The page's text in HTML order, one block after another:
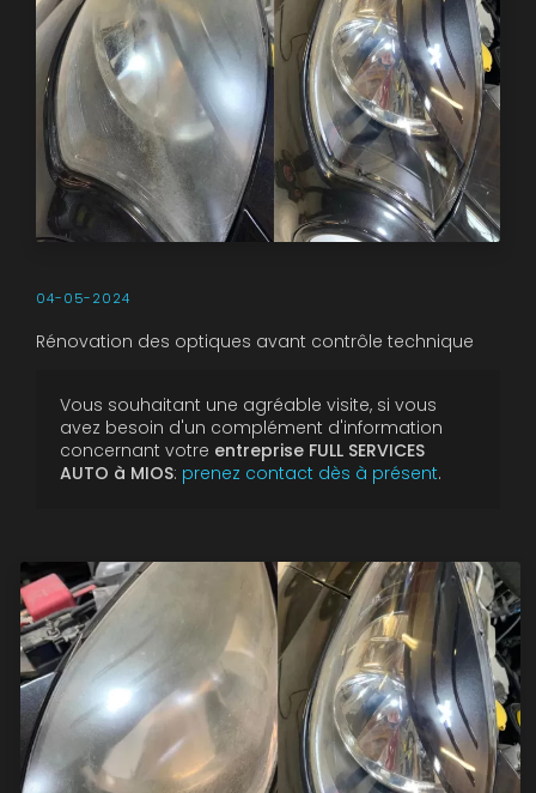
04-05-2024
Rénovation des optiques avant contrôle technique
Vous souhaitant une agréable visite, si vous
avez besoin d'un complément d'information
concernant votre entreprise FULL SERVICES
AUTO à MIOS: prenez contact dès à présent.